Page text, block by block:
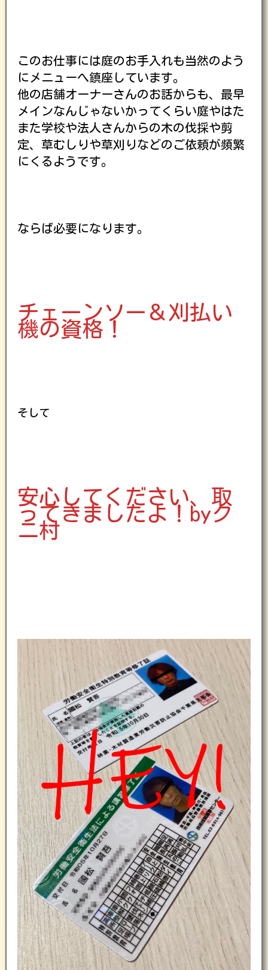
このお仕事には庭のお手入れも当然のよう
にメニューへ鎮座しています。
他の店舗オーナーさんのお話からも、最早
メインなんじゃないかってくらい庭やはた
また学校や法人さんからの木の伐採や剪
定、草むしりや草刈りなどのご依頼が頻繁
にくるようです。
ならば必要になります。
チェーンソー＆刈払い
機の資格！
そして
安心してください、取
ってきましたよ！byク
ニ村